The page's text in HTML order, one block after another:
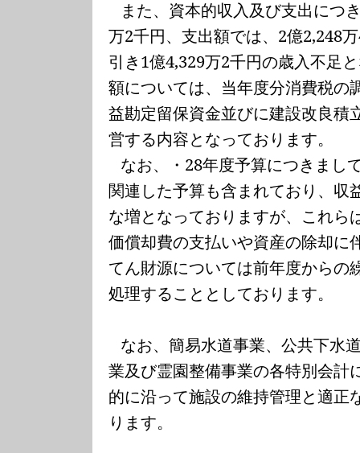
また、資本的収入及び支出につ
万2千円、支出額では、 2億2,248万
引き1億4,329万2千円の歳入不足
額については、当年度分消費税の
益勘定留保資金並びに建設改良積
営する内容となっております。
なお、・ 28年度予算につきまし
関連した予算も含まれており、収
な増となっておりますが、これら
価償却費の支払いや資産の除却に
てん財源については前年度からの
処理することとしております。
なお、簡易水道事業、公共下水
業及び霊園整備事業の各特別会計
的に沿って施設の維持管理と適正
ります。